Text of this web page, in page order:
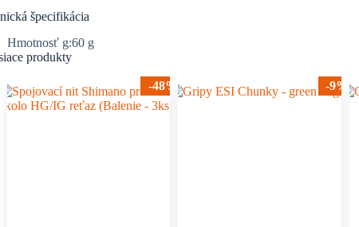
špecifikácia
Hmotnosť g:60 g
produkty
-48% -9%